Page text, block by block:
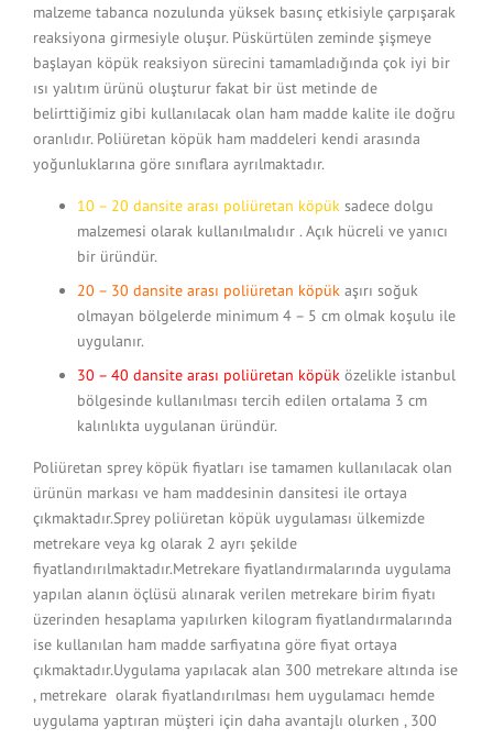
malzeme tabanca nozulunda yüksek basınç etkisiyle çarpışarak
reaksiyona girmesiyle oluşur. Püskürtülen zeminde şişmeye
başlayan köpük reaksiyon sürecini tamamladığında çok iyi bir
ısı yalıtım ürünü oluşturur fakat bir üst metinde de
belirttiğimiz gibi kullanılacak olan ham madde kalite ile doğru
oranlıdır. Poliüretan köpük ham maddeleri kendi arasında
yoğunluklarına göre sınıflara ayrılmaktadır.
10 – 20 dansite arası poliüretan köpük sadece dolgu
malzemesi olarak kullanılmalıdır . Açık hücreli ve yanıcı
bir üründür.
20 – 30 dansite arası poliüretan köpük aşırı soğuk
olmayan bölgelerde minimum 4 – 5 cm olmak koşulu ile
uygulanır.
30 – 40 dansite arası poliüretan köpük özelikle istanbul
bölgesinde kullanılması tercih edilen ortalama 3 cm
kalınlıkta uygulanan üründür.
Poliüretan sprey köpük fiyatları ise tamamen kullanılacak olan
ürünün markası ve ham maddesinin dansitesi ile ortaya
çıkmaktadır.Sprey poliüretan köpük uygulaması ülkemizde
metrekare veya kg olarak 2 ayrı şekilde
fiyatlandırılmaktadır.Metrekare fiyatlandırmalarında uygulama
yapılan alanın öçlüsü alınarak verilen metrekare birim fiyatı
üzerinden hesaplama yapılırken kilogram fiyatlandırmalarında
ise kullanılan ham madde sarfiyatına göre fiyat ortaya
çıkmaktadır.Uygulama yapılacak alan 300 metrekare altında ise
, metrekare olarak fiyatlandırılması hem uygulamacı hemde
uygulama yaptıran müşteri için daha avantajlı olurken , 300